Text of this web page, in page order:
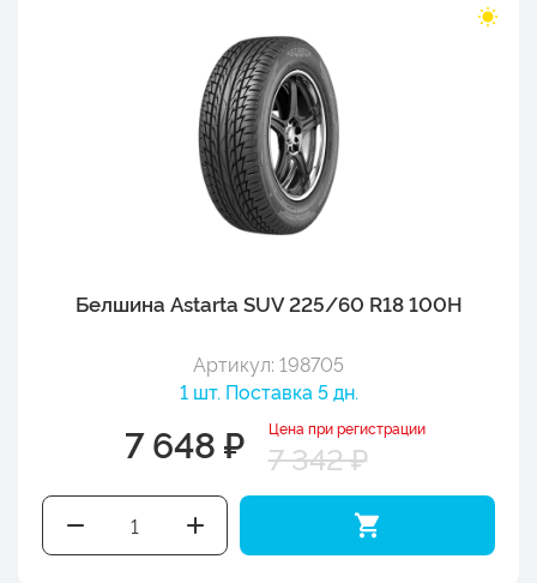
Белшина Astarta SUV 225/60 R18 100H
Артикул: 198705
1 шт. Поставка 5 дн.
7 648 ₽ Цена при регистрации
7 342 ₽